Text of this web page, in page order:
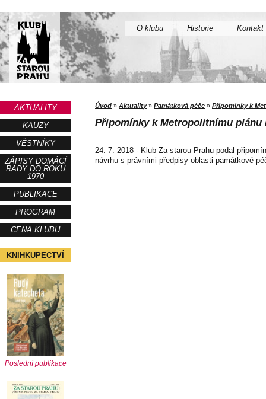
O klubu Historie Kontakt
AKTUALITY
KAUZY
VĚSTNÍKY
ZÁPISY DOMÁCÍ
RADY DO ROKU
1970
PUBLIKACE
PROGRAM
CENA KLUBU
KNIHKUPECTVÍ
Poslední publikace
Úvod » Aktuality» Památková péče » Připomínky k
Připomínky k Metropolitnímu plánu
24. 7. 2018 - Klub Za starou Prahu podal
návrhu s právními předpisy oblasti památkové